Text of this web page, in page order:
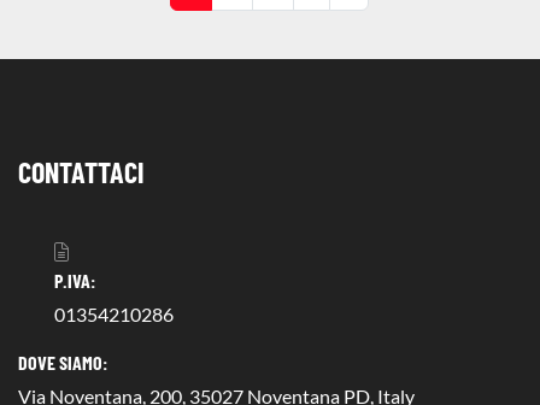
CONTATTACI
P.IVA:
01354210286
DOVE SIAMO:
Via Noventana, 200, 35027 Noventana PD, Italy